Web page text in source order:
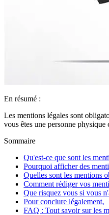
En résumé :
Les mentions légales sont
vous êtes une personne
Sommaire
Qu'est-ce que sont les
Pourquoi afficher des
Quelles sont les mentions
Comment rédiger vos
Que risquez vous si vous
Pour conclure légalement,
FAQ : Tout savoir sur les